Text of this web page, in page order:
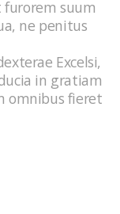
suum
ne penitus
Excelsi,
in gratiam
omnibus fieret